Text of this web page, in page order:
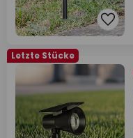
Letzte Stücke